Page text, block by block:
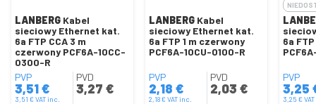
LANBERG Kabel
sieciowy Ethernet kat.
6a FTP CCA 3 m
czerwony PCF6A-10CC-
0300-R
PVP
3,51€
3,51 €VAT inc.
PVD
3,27 €
LANBERG Kabel
sieciowy Ethernet kat.
6a FTP 1 m czerwony
PCF6A-10CU-0100-R
PVP
2,18 €
2,18€VAT inc.
PVD
2,03 €
6a
PVP
3,25
3,25 €